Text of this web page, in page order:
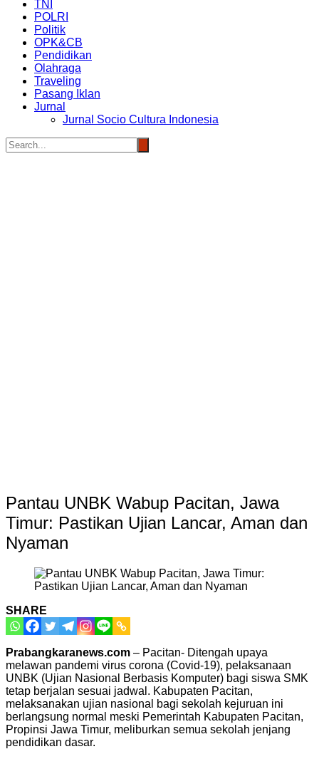
TNI
POLRI
Politik
OPK&CB
Pendidikan
Olahraga
Traveling
Pasang Iklan
Jurnal
Jurnal Socio Cultura Indonesia
Pantau UNBK Wabup Pacitan, Jawa
Timur: Pastikan Ujian Lancar, Aman dan
Nyaman
SHARE
Prabangkaranews.com – Pacitan- Ditengah upaya
melawan pandemi virus corona (Covid-19), pelaksanaan
UNBK (Ujian Nasional Berbasis Komputer) bagi siswa SMK
tetap berjalan sesuai jadwal. Kabupaten Pacitan,
melaksanakan ujian nasional bagi sekolah kejuruan ini
berlangsung normal meski Pemerintah Kabupaten Pacitan,
Propinsi Jawa Timur, meliburkan semua sekolah jenjang
pendidikan dasar.